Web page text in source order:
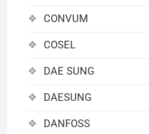
CONVUM
COSEL
DAE SUNG
DAESUNG
DANFOSS